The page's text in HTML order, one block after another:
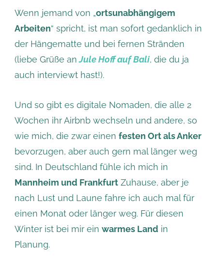
Wenn jemand von „ortsunabhängigem
Arbeiten“ spricht, ist man sofort gedanklich in
der Hängematte und bei fernen Stränden
(liebe Grüße anJule Hoff auf Bali, die du ja
auch interviewt hast!).
Und so gibt es digitale Nomaden, die alle 2
Wochen ihr Airbnb wechseln und andere, so
wie mich, die zwar einen festen Ort als Anker
bevorzugen, aber auch gern mal länger weg
sind. In Deutschland fühle ich mich in
Mannheim und Frankfurt Zuhause, aber je
nach Lust und Laune fahre ich auch mal für
einen Monat oder länger weg. Für diesen
Winter ist bei mir ein warmes Land in
Planung.